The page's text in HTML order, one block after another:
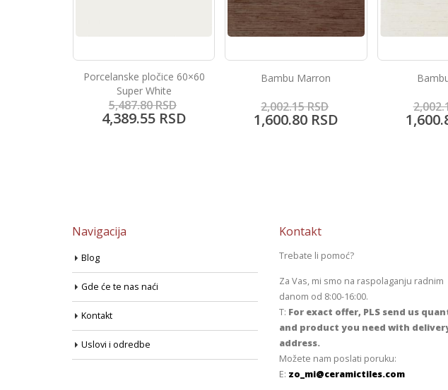
Porcelanske pločice 60×60
Super White
5,487.80RSD
4,389.55RSD
Bambu Marron
2,002.15RSD
1,600.80RSD
Navigacija
Blog
Gde će te nas naći
Kontakt
Uslovi i odredbe
Kontakt
Trebate li pomoć?
Za Vas, mi smo na raspolaganju radnim
danom od 8:00-16:00.
T: For exact offer, PLS send us
and product you need with
address.
Možete nam poslati poruku:
E: zo_mi@ceramictiles.com